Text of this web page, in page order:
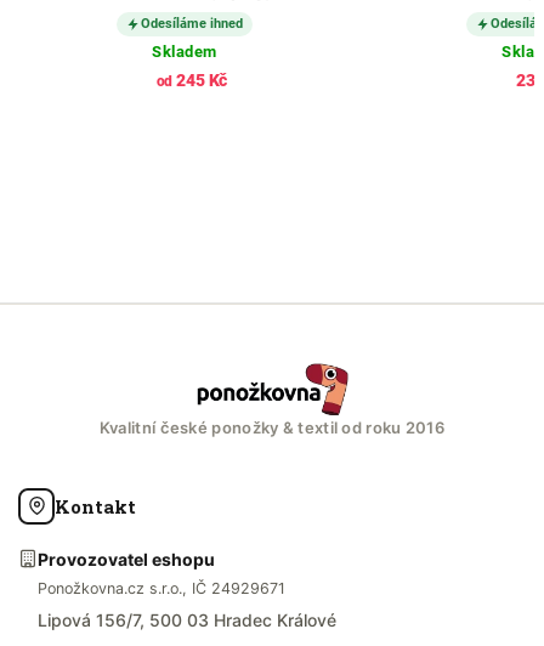
Odesíláme ihned
Skladem
od 245 Kč
Kvalitní české ponožky & textil od roku 2016
Kontakt
Provozovatel eshopu
Ponožkovna.cz s.r.o., IČ 24929671
Lipová 156/7, 500 03 Hradec Králové